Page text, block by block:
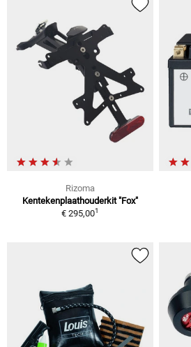
Rizoma
Kentekenplaathouderkit "Fox"
€ 295,001